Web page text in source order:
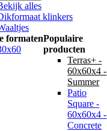
alles
klinkers
formatenPopulaire
producten
Terras+ -
60x60x4 -
Summer
Patio
Square -
60x60x4 -
Concrete